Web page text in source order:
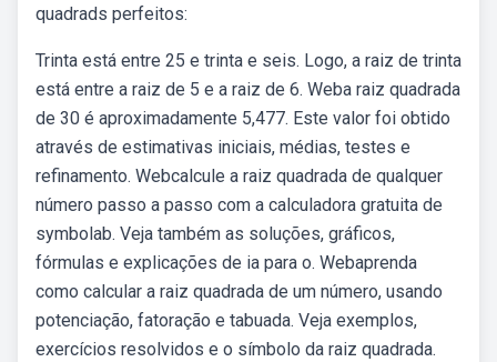
quadrads perfeitos:
Trinta está entre 25 e trinta e seis. Logo, a raiz de trinta
está entre a raiz de 5 e a raiz de 6. Weba raiz quadrada
de 30 é aproximadamente 5,477. Este valor foi obtido
através de estimativas iniciais, médias, testes e
refinamento. Webcalcule a raiz quadrada de qualquer
número passo a passo com a calculadora gratuita de
symbolab. Veja também as soluções, gráficos,
fórmulas e explicações de ia para o. Webaprenda
como calcular a raiz quadrada de um número, usando
potenciação, fatoração e tabuada. Veja exemplos,
exercícios resolvidos e o símbolo da raiz quadrada.